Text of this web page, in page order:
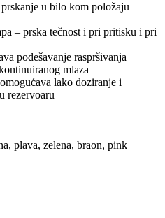
u bilo kom položaju
– prska tečnost i pri pritisku i pri
podešavanje raspršivanja
mlaza
lako doziranje i
rezervoaru
plava, zelena, braon, pink